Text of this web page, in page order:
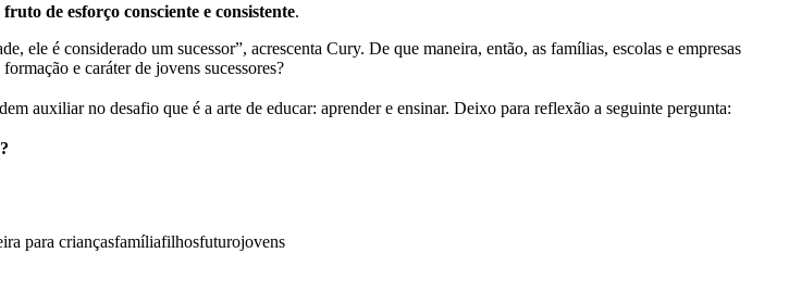
de esforço consciente e consistente.
ele é considerado um sucessor”, acrescenta Cury. De que maneira, então, as famílias, escolas e empresas
e caráter de jovens sucessores?
auxiliar no desafio que é a arte de educar: aprender e ensinar. Deixo para reflexão a seguinte pergunta:
para criançasfamíliafilhosfuturojovens